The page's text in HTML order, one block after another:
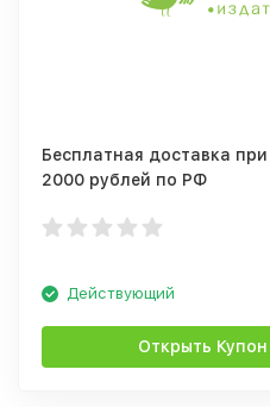
Бесплатная доставка
2000 рублей по РФ
Действующий
Открыть